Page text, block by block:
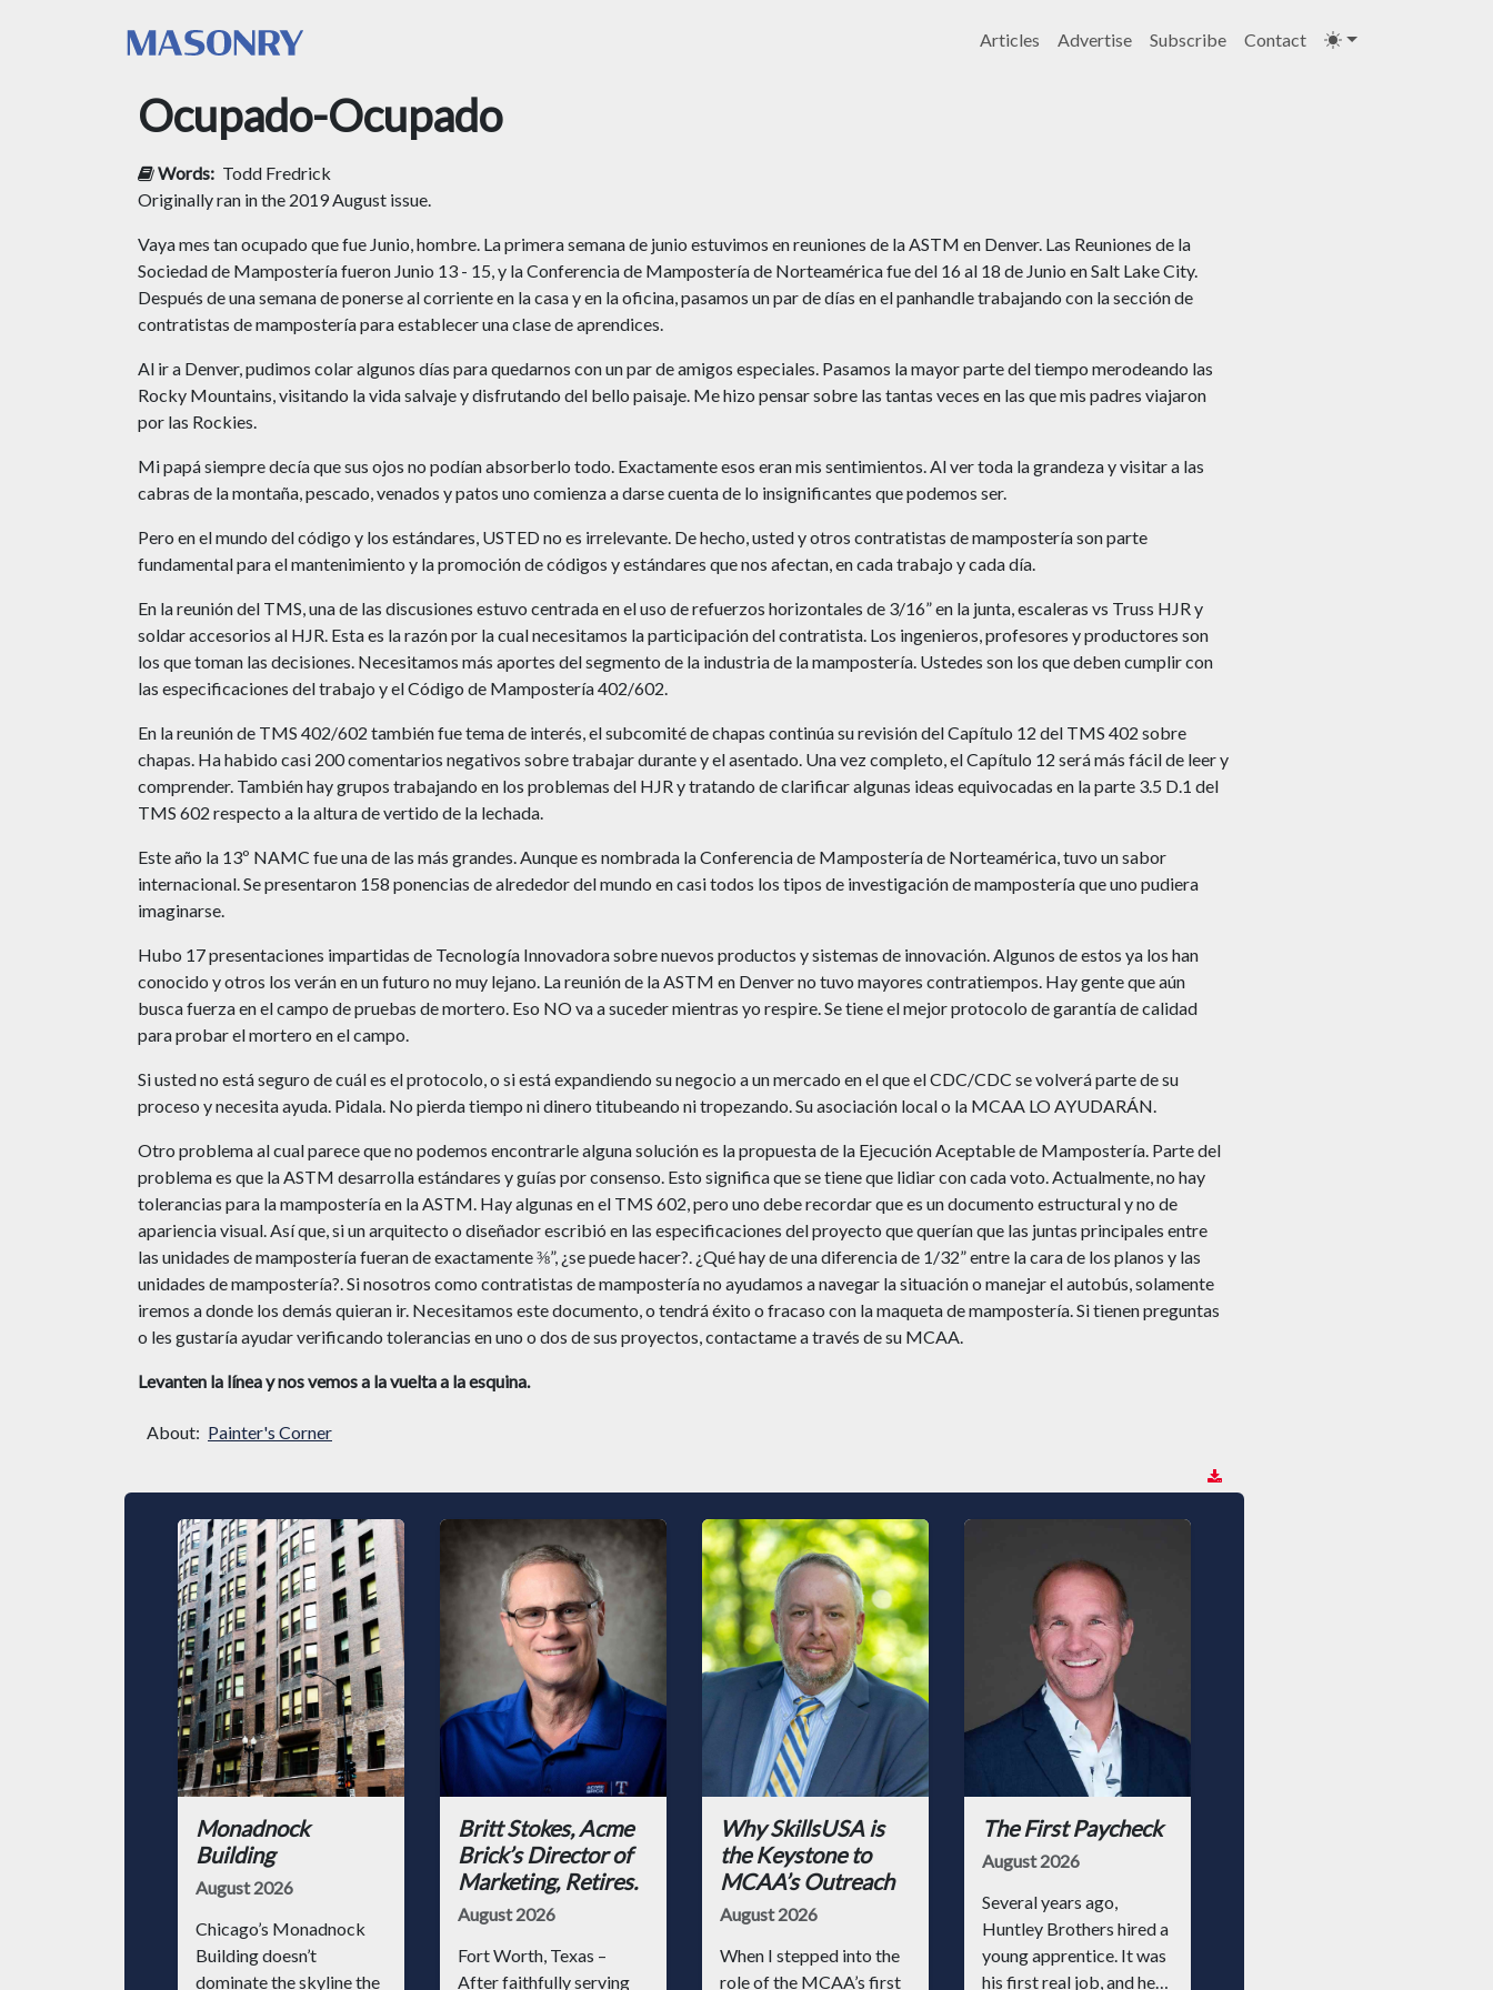
Articles Advertise Subscribe Contact
Ocupado-Ocupado
Words: Todd Fredrick
Originally ran in the 2019 August issue.
Vaya mes tan ocupado que fue Junio, hombre. La primera semana de junio estuvimos en reuniones de la ASTM en Denver. Las Reuniones de la
Sociedad de Mampostería fueron Junio 13 - 15, y la Conferencia de Mampostería de Norteamérica fue del 16 al 18 de Junio en Salt Lake City.
Después de una semana de ponerse al corriente en la casa y en la oficina, pasamos un par de días en el panhandle trabajando con la sección de
contratistas de mampostería para establecer una clase de aprendices.
Al ir a Denver, pudimos colar algunos días para quedarnos con un par de amigos especiales. Pasamos la mayor parte del tiempo merodeando las
Rocky Mountains, visitando la vida salvaje y disfrutando del bello paisaje. Me hizo pensar sobre las tantas veces en las que mis padres viajaron
por las Rockies.
Mi papá siempre decía que sus ojos no podían absorberlo todo. Exactamente esos eran mis sentimientos. Al ver toda la grandeza y visitar a las
cabras de la montaña, pescado, venados y patos uno comienza a darse cuenta de lo insignificantes que podemos ser.
Pero en el mundo del código y los estándares, USTED no es irrelevante. De hecho, usted y otros contratistas de mampostería son parte
fundamental para el mantenimiento y la promoción de códigos y estándares que nos afectan, en cada trabajo y cada día.
En la reunión del TMS, una de las discusiones estuvo centrada en el uso de refuerzos horizontales de 3/16” en la junta, escaleras vs Truss HJR y
soldar accesorios al HJR. Esta es la razón por la cual necesitamos la participación del contratista. Los ingenieros, profesores y productores son
los que toman las decisiones. Necesitamos más aportes del segmento de la industria de la mampostería. Ustedes son los que deben cumplir con
las especificaciones del trabajo y el Código de Mampostería 402/602.
En la reunión de TMS 402/602 también fue tema de interés, el subcomité de chapas continúa su revisión del Capítulo 12 del TMS 402 sobre
chapas. Ha habido casi 200 comentarios negativos sobre trabajar durante y el asentado. Una vez completo, el Capítulo 12 será más fácil de leer y
comprender. También hay grupos trabajando en los problemas del HJR y tratando de clarificar algunas ideas equivocadas en la parte 3.5 D.1 del
TMS 602 respecto a la altura de vertido de la lechada.
Este año la 13º NAMC fue una de las más grandes. Aunque es nombrada la Conferencia de Mampostería de Norteamérica, tuvo un sabor
internacional. Se presentaron 158 ponencias de alrededor del mundo en casi todos los tipos de investigación de mampostería que uno pudiera
imaginarse.
Hubo 17 presentaciones impartidas de Tecnología Innovadora sobre nuevos productos y sistemas de innovación. Algunos de estos ya los han
conocido y otros los verán en un futuro no muy lejano. La reunión de la ASTM en Denver no tuvo mayores contratiempos. Hay gente que aún
busca fuerza en el campo de pruebas de mortero. Eso NO va a suceder mientras yo respire. Se tiene el mejor protocolo de garantía de calidad
para probar el mortero en el campo.
Si usted no está seguro de cuál es el protocolo, o si está expandiendo su negocio a un mercado en el que el CDC/CDC se volverá parte de su
proceso y necesita ayuda. Pidala. No pierda tiempo ni dinero titubeando ni tropezando. Su asociación local o la MCAA LO AYUDARÁN.
Otro problema al cual parece que no podemos encontrarle alguna solución es la propuesta de la Ejecución Aceptable de Mampostería. Parte del
problema es que la ASTM desarrolla estándares y guías por consenso. Esto significa que se tiene que lidiar con cada voto. Actualmente, no hay
tolerancias para la mampostería en la ASTM. Hay algunas en el TMS 602, pero uno debe recordar que es un documento estructural y no de
apariencia visual. Así que, si un arquitecto o diseñador escribió en las especificaciones del proyecto que querían que las juntas principales entre
las unidades de mampostería fueran de exactamente ⅜”, ¿se puede hacer?. ¿Qué hay de una diferencia de 1/32” entre la cara de los planos y las
unidades de mampostería?. Si nosotros como contratistas de mampostería no ayudamos a navegar la situación o manejar el autobús, solamente
iremos a donde los demás quieran ir. Necesitamos este documento, o tendrá éxito o fracaso con la maqueta de mampostería. Si tienen preguntas
o les gustaría ayudar verificando tolerancias en uno o dos de sus proyectos, contactame a través de su MCAA.
Levanten la línea y nos vemos a la vuelta a la esquina.
About: Painter's Corner
Monadnock
Building
August 2026
Chicago’s Monadnock
Building doesn’t
dominate the skyline the
Britt Stokes, Acme
Brick’s Director of
Marketing, Retires.
August 2026
Fort Worth, Texas –
After faithfully serving
Why SkillsUSA is
the Keystone to
MCAA’s Outreach
August 2026
When I stepped into the
role of the MCAA’s first
The First Paycheck
August 2026
Several years ago,
Huntley Brothers hired a
young apprentice. It was
his first real job, and he